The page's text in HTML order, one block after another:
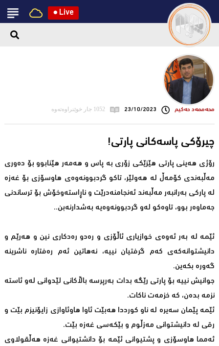
● Live
محه‌ممه‌د حه‌كیم 23/10/2023 1052 جار خوێنراوەتەوە
!چیرۆکی پاسەکانی پارتی
رۆژی هەینی پارتی هێزێکی زۆری بە پاس و هەمەر هێنابوو بۆ دەوری
مەڵبەندی کۆمەڵ لە هەولێر، تاکو گردبوونەوەی هاوسۆزی بۆ غەزە
لە پارکی بەرانبەر مەڵبەند ئەنجامنەدرێت و ناڕاستەوخۆش بۆ ترساندنی
جەماوەر بوو، تاوەکو لەو گردبوونەوەیە بەشدارنەبن..
ئێمە لە بەر ئەوەی خوازیاری ئاڵۆزی و رەدو رەدکاری نین و هەرێم و
دانیشتوانەکەی کەم گرفتیان نییە، نەهاتین ئەم رەفتارە ناشرینە
گەورە بکەین.
جوانیش نییە بۆ پارتی رێگە بدات بەرپرسە باڵاکانی لێدوانی لەو ئاستە
نزمە بدەن، کە خزمەت ناکات.
ئێمە پێمان سەیرە لە ناو کورددا هەبێت ئاوا هاوئاوازی زایۆنیزم بێت و
رقی لە دانیشتوانی مەزڵوم و بێکەسی غەزە بێت.
ئەمما هاوسۆزی و پشتیوانی ئێمە بۆ دانشتیوانی غەزە هەڵقولاوی